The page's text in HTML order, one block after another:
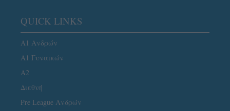
QUICK LINKS
Α1 Ανδρών
Α1 Γυναικών
A2
Διεθνή
Pre League Ανδρών